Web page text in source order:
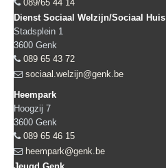
089/65 44 14
Dienst Sociaal Welzijn/Sociaal Huis
Stadsplein 1
3600 Genk
089 65 43 72
sociaal.welzijn@genk.be
Heempark
Hoogzij 7
3600 Genk
089 65 46 15
heempark@genk.be